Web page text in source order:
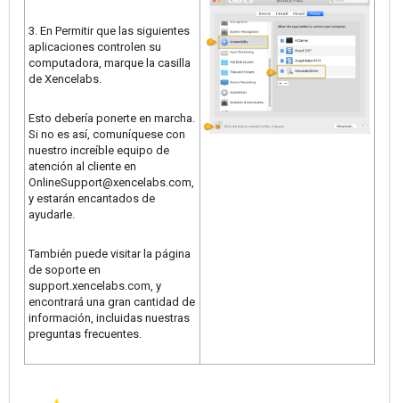
3. En Permitir que las siguientes
aplicaciones controlen su
computadora, marque la casilla
de Xencelabs.
Esto debería ponerte en marcha.
Si no es así, comuníquese con
nuestro increíble equipo de
atención al cliente en
OnlineSupport@xencelabs.com,
y estarán encantados de
ayudarle.
También puede visitar la página
de soporte en
support.xencelabs.com, y
encontrará una gran cantidad de
información, incluidas nuestras
preguntas frecuentes.